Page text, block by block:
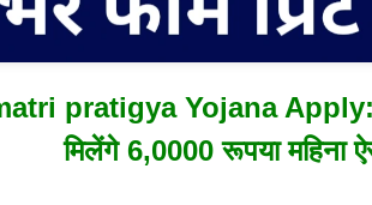
pratigya Yojana
मिलेंगे 6,0000 रूपया